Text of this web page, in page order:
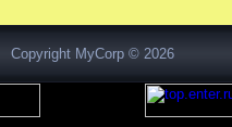
Copyright MyCorp © 2026